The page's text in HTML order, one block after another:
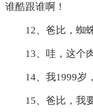
谁酷跟谁啊！
12、爸比，蜘
13、哇，这个
14、我1999岁
15、爸比，我